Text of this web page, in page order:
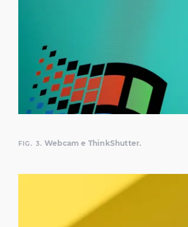
FIG. 3. Webcam e ThinkShutter.